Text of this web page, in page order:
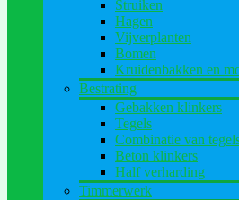
Struiken
Hagen
Vijverplanten
Bomen
Kruidenbakken en
Bestrating
Gebakken klinkers
Tegels
Combinatie van
Beton klinkers
Half verharding
Timmerwerk